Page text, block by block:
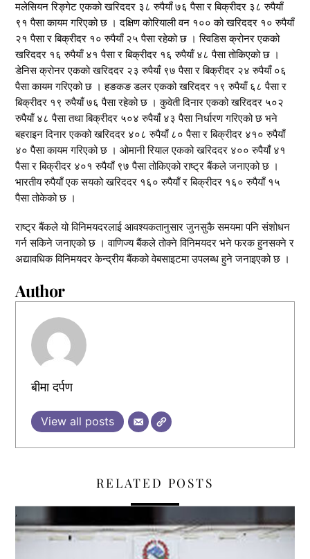
मलेसियन रिङ्गेट एकको खरिददर ३८ रुपैयाँ ७६ पैसा र बिक्रीदर ३८ रुपैयाँ
९१ पैसा कायम गरिएको छ । दक्षिण कोरियाली वन १०० को खरिददर १० रुपैयाँ
२१ पैसा र बिक्रीदर १० रुपैयाँ २५ पैसा रहेको छ । स्विडिस क्रोनर एकको
खरिददर १६ रुपैयाँ ४१ पैसा र बिक्रीदर १६ रुपैयाँ ४८ पैसा तोकिएको छ ।
डेनिस क्रोनर एकको खरिददर २३ रुपैयाँ ९७ पैसा र बिक्रीदर २४ रुपैयाँ ०६
पैसा कायम गरिएको छ । हङकङ डलर एकको खरिददर १९ रुपैयाँ ६८ पैसा र
बिक्रीदर १९ रुपैयाँ ७६ पैसा रहेको छ । कुवेती दिनार एकको खरिददर ५०२
रुपैयाँ ४८ पैसा तथा बिक्रीदर ५०४ रुपैयाँ ४३ पैसा निर्धारण गरिएको छ भने
बहराइन दिनार एकको खरिददर ४०८ रुपैयाँ ८० पैसा र बिक्रीदर ४१० रुपैयाँ
४० पैसा कायम गरिएको छ । ओमानी रियाल एकको खरिददर ४०० रुपैयाँ ४१
पैसा र बिक्रीदर ४०१ रुपैयाँ ९७ पैसा तोकिएको राष्ट्र बैंकले जनाएको छ ।
भारतीय रुपैयाँ एक सयको खरिददर १६० रुपैयाँ र बिक्रीदर १६० रुपैयाँ १५
पैसा तोकेको छ ।
राष्ट्र बैंकले यो विनिमयदरलाई आवश्यकतानुसार जुनसुकै समयमा पनि संशोधन
गर्न सकिने जनाएको छ । वाणिज्य बैंकले तोक्ने विनिमयदर भने फरक हुनसक्ने र
अद्यावधिक विनिमयदर केन्द्रीय बैंकको वेबसाइटमा उपलब्ध हुने जनाइएको छ ।
Author
बीमा दर्पण
View all posts
RELATED POSTS
,